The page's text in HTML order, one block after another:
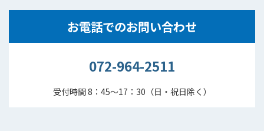
お電話でのお問い合わせ
072-964-2511
受付時間 8：45～17：30（日・祝日除く）